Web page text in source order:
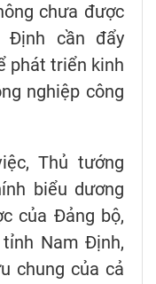
chưa được
Định cần đẩy
phát triển kinh
nghiệp công
Thủ tướng
biểu dương
của Đảng bộ,
Nam Định,
chung của cả